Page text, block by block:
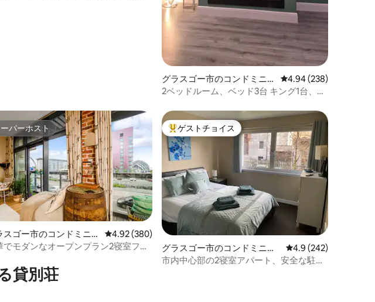
グラスゴー市のコンドミニア
ム
レビュー238件、5つ星
4.94 (238)
2ベッドルーム、ベッド3台 キング1台、ダ
星中4.98つ星の平均評価
パーホスト
パーホスト
スゴー市のコンドミニア
レビュー380件、5つ星中4.92つ星の平均評価
4.92 (380)
でモダンなオープンプラン2寝室フラ
大好評のゲストチョイスです。
ゲストチョイス
グラスゴー市のコンドミニア
ム
レビュー242件、5つ
4.9 (242)
市内中心部の2寝室アパート、安全な駐車
貸別荘